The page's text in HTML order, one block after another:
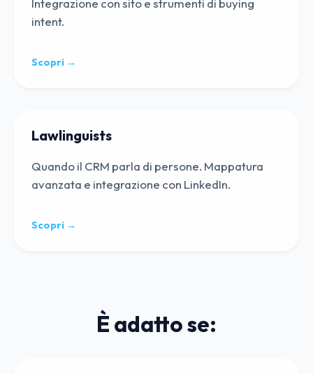
Integrazione con sito e strumenti di buying
intent.
Scopri →
Lawlinguists
Quando il CRM parla di persone. Mappatura
avanzata e integrazione con LinkedIn.
Scopri →
È adatto se: